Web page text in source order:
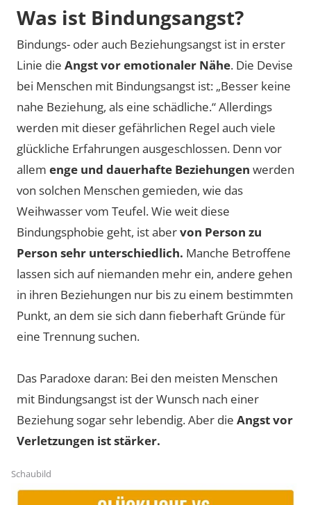
Was ist Bindungsangst?
Schaubild
Bindungs- oder auch Beziehungsangst ist in erster
Linie die Angst vor emotionaler Nähe. Die Devise
bei Menschen mit Bindungsangst ist: „Besser keine
nahe Beziehung, als eine schädliche.“ Allerdings
werden mit dieser gefährlichen Regel auch viele
glückliche Erfahrungen ausgeschlossen. Denn vor
allem enge und dauerhafte Beziehungen werden
von solchen Menschen gemieden, wie das
Weihwasser vom Teufel. Wie weit diese
Bindungsphobie geht, ist abervon Person zu
Person sehr unterschiedlich. Manche Betroffene
lassen sich auf niemanden mehr ein, andere gehen
in ihren Beziehungen nur bis zu einem bestimmten
Punkt, an dem sie sich dann fieberhaft Gründe für
eine Trennung suchen.
Das Paradoxe daran: Bei den meisten Menschen
mit Bindungsangst ist der Wunsch nach einer
Beziehung sogar sehr lebendig. Aber die Angst vor
Verletzungen ist stärker.